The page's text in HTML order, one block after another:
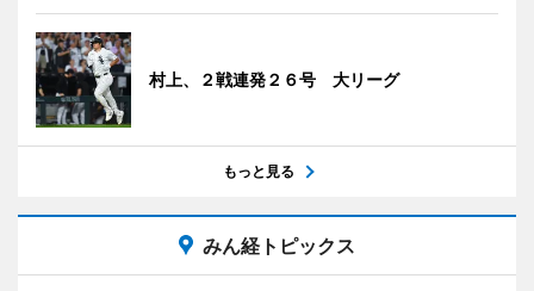
村上、２戦連発２６号 大リーグ
もっと見る
みん経トピックス